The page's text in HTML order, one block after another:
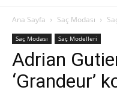
Ana Sayfa Saç Modası
Saç Modası Saç Modelleri
Adrian
‘Grandeur’